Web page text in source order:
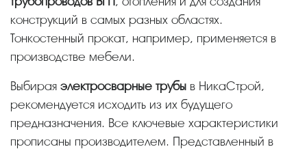
конструкций в самых разных областях.
Тонкостенный прокат, например, применяется в
производстве мебели.
Выбирая электросварные трубы в НикаСтрой,
рекомендуется исходить из их будущего
предназначения. Все ключевые характеристики
прописаны производителем. Представленный в